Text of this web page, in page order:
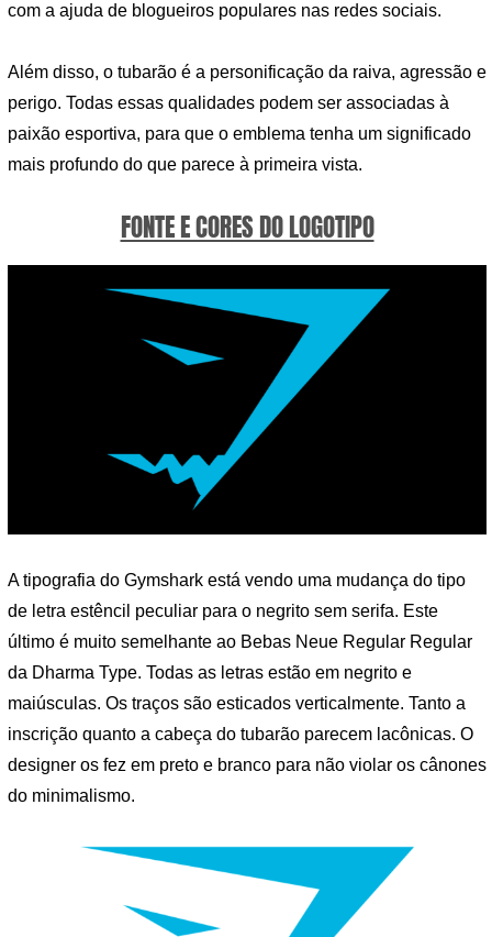
com a ajuda de blogueiros populares nas redes sociais.
Além disso, o tubarão é a personificação da raiva, agressão e
perigo. Todas essas qualidades podem ser associadas à
paixão esportiva, para que o emblema tenha um significado
mais profundo do que parece à primeira vista.
FONTE E CORES DO LOGOTIPO
A tipografia do Gymshark está vendo uma mudança do tipo
de letra estêncil peculiar para o negrito sem serifa. Este
último é muito semelhante ao Bebas Neue Regular Regular
da Dharma Type. Todas as letras estão em negrito e
maiúsculas. Os traços são esticados verticalmente. Tanto a
inscrição quanto a cabeça do tubarão parecem lacônicas. O
designer os fez em preto e branco para não violar os cânones
do minimalismo.